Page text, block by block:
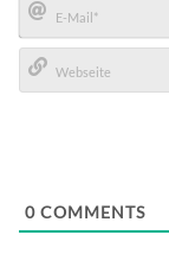
E-
Mail*
0 COMMENTS